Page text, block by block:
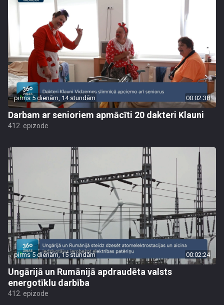
pirms 5 dienām, 14 stundām 00:02:38
Darbam ar senioriem apmācīti 20 dakteri Klauni
412. epizode
pirms 5 dienām, 15 stundām 00:02:24
Ungārijā un Rumānijā apdraudēta valsts
energotīklu darbība
412. epizode